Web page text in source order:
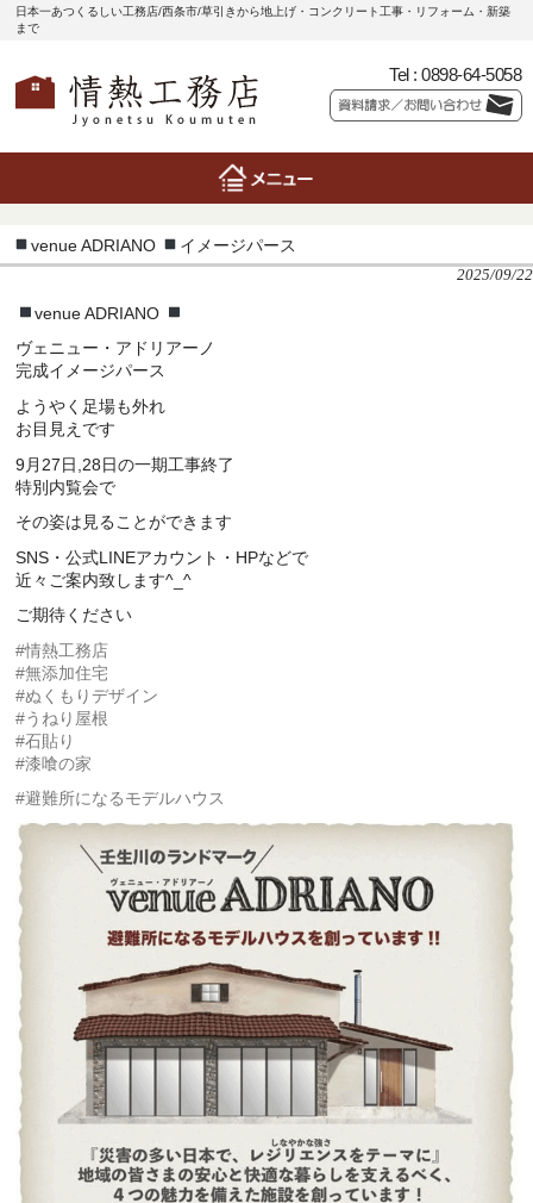
日本一あつくるしい工務店/西条市/草引きから地上げ・コンクリート工事・リフォーム・新築
まで
Tel : 0898-64-5058
venue ADRIANO イメージパース
2025/09/22
venue ADRIANO
ヴェニュー・アドリアーノ
完成イメージパース
ようやく足場も外れ
お目見えです
9月27日,28日の一期工事終了
特別内覧会で
その姿は見ることができます
SNS・公式LINEアカウント・HPなどで
近々ご案内致します^_^
ご期待ください
#情熱工務店
#無添加住宅
#ぬくもりデザイン
#うねり屋根
#石貼り
#漆喰の家
#避難所になるモデルハウス